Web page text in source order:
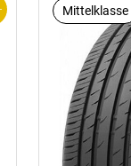
Mittelklasse